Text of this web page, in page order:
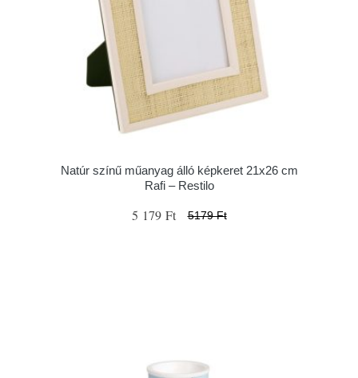
Natúr színű műanyag álló képkeret 21x26 cm
Rafi – Restilo
5 179 Ft 5179 Ft